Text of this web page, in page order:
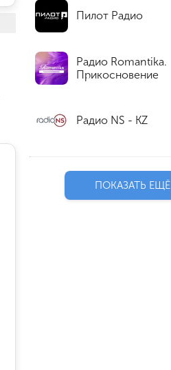
Пилот Радио
Радио Romantika.
Прикосновение
Радио NS - KZ
ПОКАЗАТЬ ЕЩЁ